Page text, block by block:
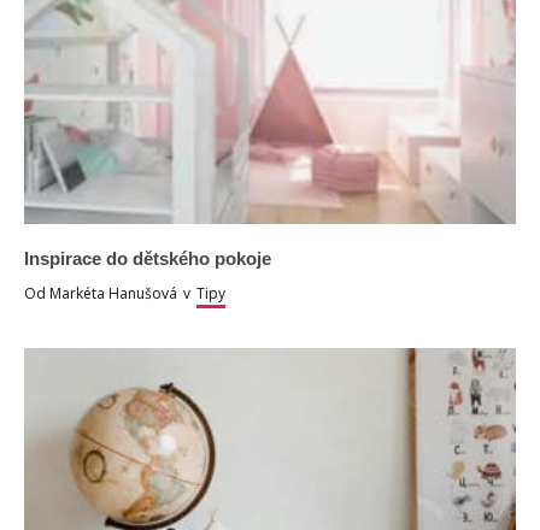
Inspirace do dětského pokoje
Od Markéta Hanušová v Tipy